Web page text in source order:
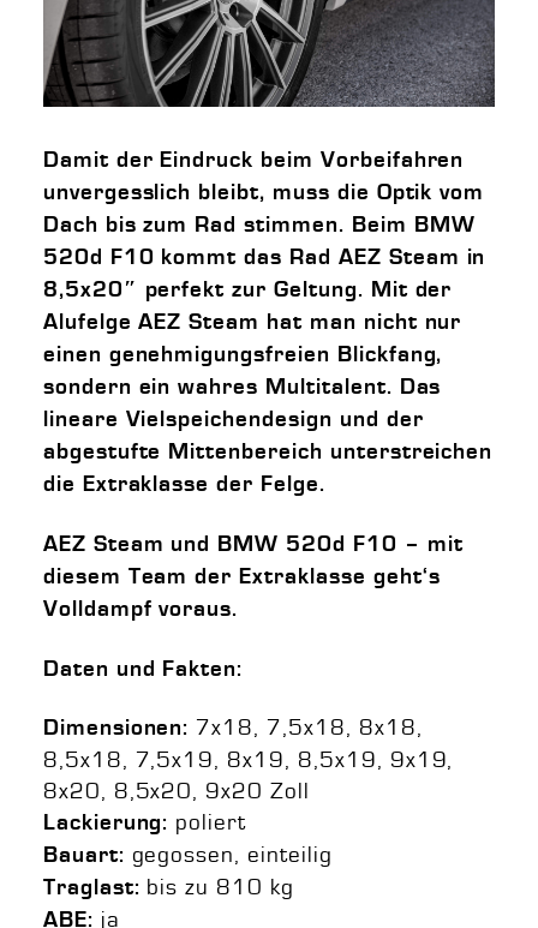
Damit der Eindruck beim Vorbeifahren
unvergesslich bleibt, muss die Optik vom
Dach bis zum Rad stimmen. Beim BMW
520d F10 kommt das Rad AEZ Steam in
8,5x20″ perfekt zur Geltung. Mit der
Alufelge AEZ Steam hat man nicht nur
einen genehmigungsfreien Blickfang,
sondern ein wahres Multitalent. Das
lineare Vielspeichendesign und der
abgestufte Mittenbereich unterstreichen
die Extraklasse der Felge.
AEZ Steam und BMW 520d F10 – mit
diesem Team der Extraklasse geht‘s
Volldampf voraus.
Daten und Fakten:
Dimensionen: 7x18, 7,5x18, 8x18,
8,5x18, 7,5x19, 8x19, 8,5x19, 9x19,
8x20, 8,5x20, 9x20 Zoll
Lackierung: poliert
Bauart: gegossen, einteilig
Traglast: bis zu 810 kg
ABE: ja